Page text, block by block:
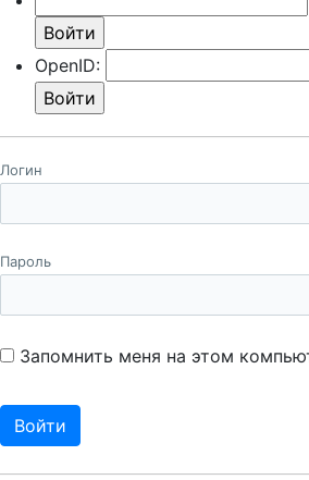
OpenID:
Логин
Пароль
Запомнить меня на этом